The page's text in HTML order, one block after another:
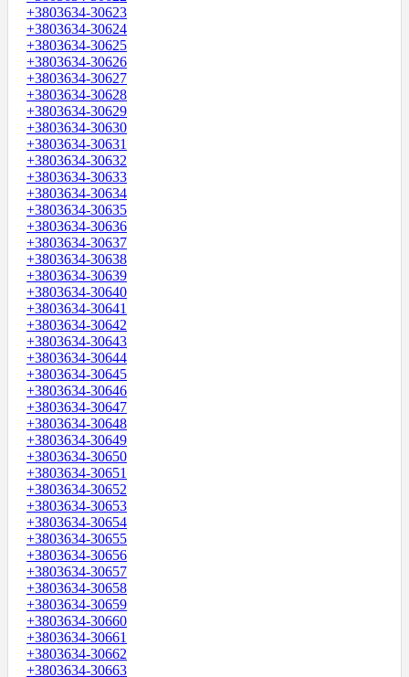
+3803634-30623
+3803634-30624
+3803634-30625
+3803634-30626
+3803634-30627
+3803634-30628
+3803634-30629
+3803634-30630
+3803634-30631
+3803634-30632
+3803634-30633
+3803634-30634
+3803634-30635
+3803634-30636
+3803634-30637
+3803634-30638
+3803634-30639
+3803634-30640
+3803634-30641
+3803634-30642
+3803634-30643
+3803634-30644
+3803634-30645
+3803634-30646
+3803634-30647
+3803634-30648
+3803634-30649
+3803634-30650
+3803634-30651
+3803634-30652
+3803634-30653
+3803634-30654
+3803634-30655
+3803634-30656
+3803634-30657
+3803634-30658
+3803634-30659
+3803634-30660
+3803634-30661
+3803634-30662
+3803634-30663